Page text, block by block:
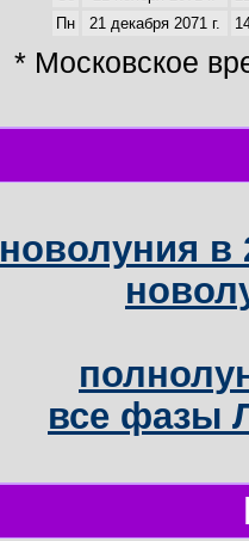
Пн
21 декабря 2071 г.
* Московское
новолуния в
все фазы